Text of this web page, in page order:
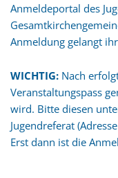
Anmeldeportal des
Anmeldung gelangt ihr
WICHTIG: Nach
Veranstaltungspass
wird. Bitte diesen
Jugendreferat
Erst dann ist die